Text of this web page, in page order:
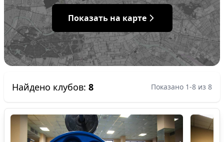
Показать на карте
Найдено клубов: 8 Показано 1-8 из 8